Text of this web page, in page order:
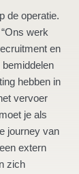
de operatie.
werk
en
hebben in
vervoer
je als
journey van
extern
zich